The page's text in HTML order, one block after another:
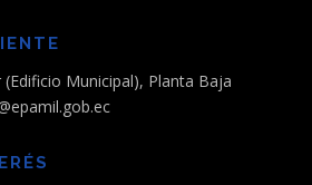
Municipal), Planta Baja